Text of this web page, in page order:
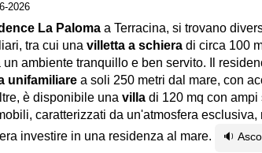
2026
La Paloma a Terracina, si trovano
tra cui una villetta a schiera di circa 100
ambiente tranquillo e ben servito. Il
unifamiliare a soli 250 metri dal mare, con
è disponibile una villa di 120 mq con ampi
caratterizzati da un'atmosfera esclusiva,
investire in una residenza al mare.
🔉